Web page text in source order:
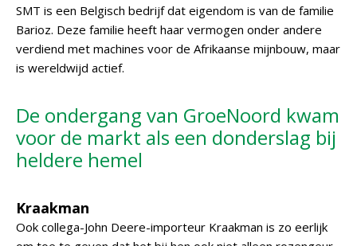
SMT is een Belgisch bedrijf dat eigendom is van de familie
Barioz. Deze familie heeft haar vermogen onder andere
verdiend met machines voor de Afrikaanse mijnbouw, maar
is wereldwijd actief.
De ondergang van GroeNoord kwam
voor de markt als een donderslag bij
heldere hemel
Kraakman
Ook collega-John Deere-importeur Kraakman is zo eerlijk